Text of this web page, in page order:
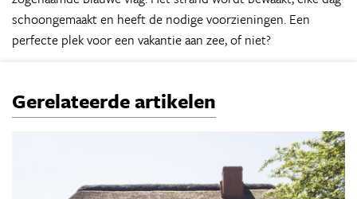
schoongemaakt en heeft de nodige voorzieningen. Een
perfecte plek voor een vakantie aan zee, of niet?
Gerelateerde artikelen